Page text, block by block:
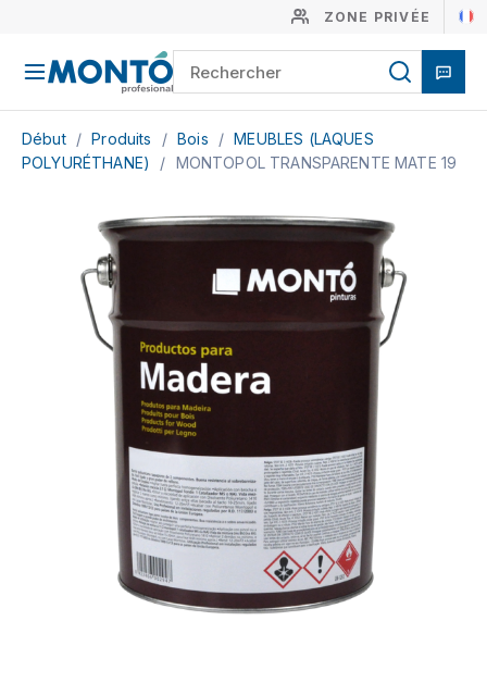
ZONE PRIVÉE
Début / Produits / Bois / MEUBLES (LAQUES
POLYURÉTHANE)
/ MONTOPOL TRANSPARENTE MATE 19